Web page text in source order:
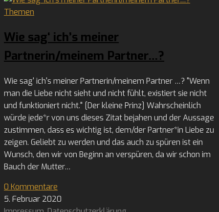
Themen
Wie sag‘ ich’s meiner
Partnerin/meinem Partner…?
Wie sag' ich's meiner Partnerin/meinem Partner …? "Wenn
man die Liebe nicht sieht und nicht fühlt, existiert sie nicht
und funktioniert nicht." [Der kleine Prinz] Wahrscheinlich
würde jede*r von uns dieses Zitat bejahen und der Aussage
zustimmen, dass es wichtig ist, dem/der Partner*in Liebe zu
zeigen. Geliebt zu werden und das auch zu spüren ist ein
Wunsch, den wir von Beginn an verspüren, da wir schon im
Bauch der Mutter…
0 Kommentare
5. Februar 2020